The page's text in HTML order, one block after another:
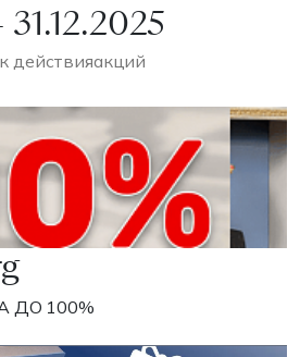
действияакций
ДО 100%